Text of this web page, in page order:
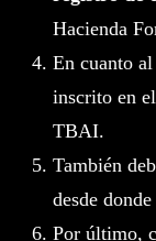
Hacienda
En cuanto al
inscrito en
TBAI.
También
desde
Por último,